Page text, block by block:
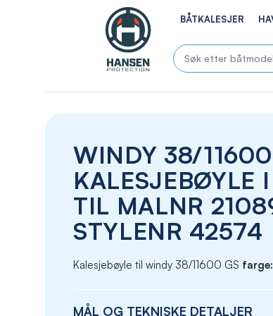
BÅTKALESJER
WINDY 38/
KALESJEBØYLE
TIL MALNR
STYLENR 42574
Kalesjebøyle til windy 38/11600 GS
MÅL OG TEKNISKE DETALJER